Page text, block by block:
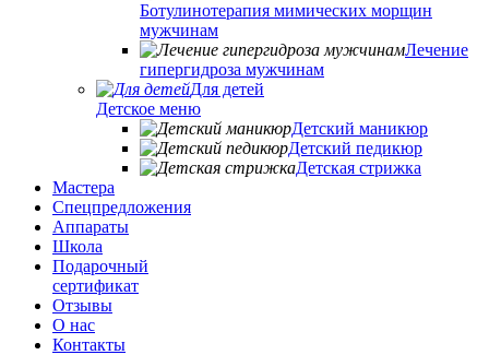
Ботулинотерапия мимических морщин
мужчинам
Лечение
гипергидроза мужчинам
Для детей
Детское меню
Детский маникюр
Детский педикюр
Детская стрижка
Мастера
Спецпредложения
Аппараты
Школа
Подарочный
сертификат
Отзывы
О нас
Контакты